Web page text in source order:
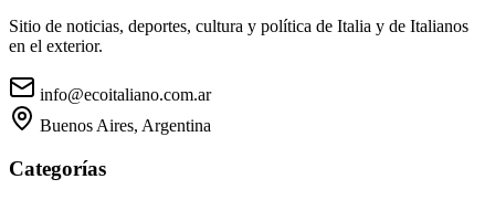
Sitio de noticias, deportes, cultura y política de Italia y de Italianos
en el exterior.
info@ecoitaliano.com.ar
Buenos Aires, Argentina
Categorías